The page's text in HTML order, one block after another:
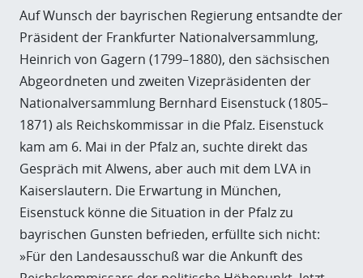
Auf Wunsch der bayrischen Regierung entsandte der
Präsident der Frankfurter Nationalversammlung,
Heinrich von Gagern (1799–1880), den sächsischen
Abgeordneten und zweiten Vizepräsidenten der
Nationalversammlung Bernhard Eisenstuck (1805–
1871) als Reichskommissar in die Pfalz. Eisenstuck
kam am 6. Mai in der Pfalz an, suchte direkt das
Gespräch mit Alwens, aber auch mit dem LVA in
Kaiserslautern. Die Erwartung in München,
Eisenstuck könne die Situation in der Pfalz zu
bayrischen Gunsten befrieden, erfüllte sich nicht:
»Für den Landesausschuß war die Ankunft des